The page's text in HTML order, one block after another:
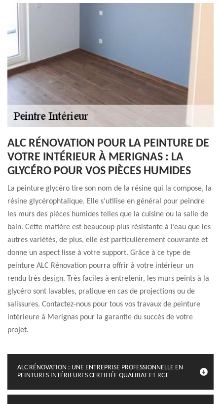
ALC RÉNOVATION POUR LA PEINTURE DE
VOTRE INTÉRIEUR À MERIGNAS : LA
GLYCÉRO POUR VOS PIÈCES HUMIDES
La peinture glycéro tire son nom de la résine qui la compose, la
résine glycérophtalique. Elle s’utilise en général pour peindre
les murs des pièces humides telles que la cuisine ou la salle de
bain. Cette matière est beaucoup plus résistante à l’eau que les
autres variétés, de plus, elle est particulièrement couvrante et
donne un aspect lisse à votre support. Grâce à ce type de
peinture ALC Rénovation pourra offrir à votre intérieur un
rendu très design. Très faciles à entretenir, les murs peints à la
glycéro sont lavables, pratique en cas de projections ou de
salissures. Contactez-nous pour tous vos travaux de peinture
intérieure à Merignas pour la garantie du succès de votre
projet.
ALC RÉNOVATION : UNE ENTREPRISE PROFESSIONNELLE EN
PEINTURES INTÉRIEURES CERTIFIÉE QUALIBAT ET RGE